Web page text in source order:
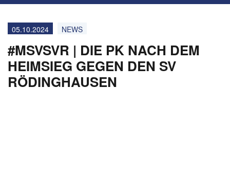
05.10.2024 NEWS
#MSVSVR | DIE PK NACH DEM
HEIMSIEG GEGEN DEN SV
RÖDINGHAUSEN